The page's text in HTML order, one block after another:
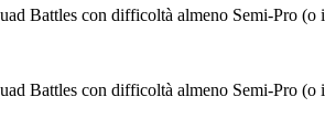
Battles con difficoltà almeno Semi-Pro
Battles con difficoltà almeno Semi-Pro